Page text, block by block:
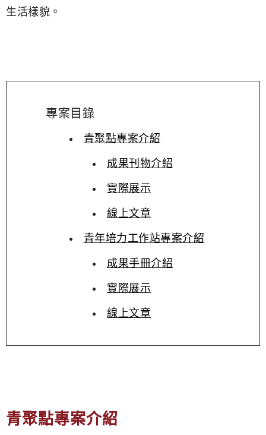
生活樣貌。
專案目錄
青聚點專案介紹
成果刊物介紹
實際展示
線上文章
青年培力工作站專案介紹
成果手冊介紹
實際展示
線上文章
青聚點專案介紹